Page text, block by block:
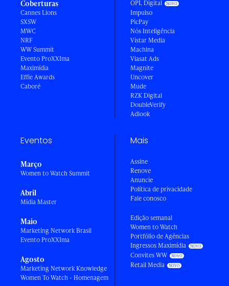
Coberturas
Cannes Lions
SXSW
MWC
NRF
WW Summit
Evento ProXXIma
Maximídia
Effie Awards
Caboré
OPL Digital
Impulso
PicPay
Nós Inteligência
Vistar Media
Machina
Viasat Ads
Magnite
Uncover
Mude
RZK Digital
DoubleVerify
Adlook
Eventos
Março
Women to Watch Summit
Abril
Mídia Master
Maio
Marketing Network Brasil
Evento ProXXIma
Agosto
Marketing Network Knowledge
Women To Watch - Homenagem
Mais
Assine
Renove
Anuncie
Política de privacidade
Fale conosco
Edição semanal
Women to Watch
Portfólio de Agências
Ingressos Maximídia
Convites WW
Retail Media